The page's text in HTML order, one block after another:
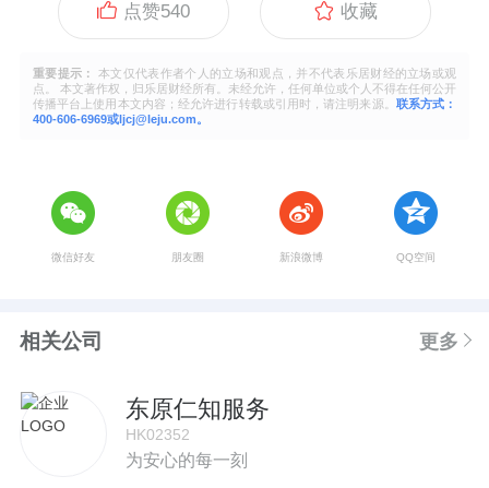
点赞540 收藏
重要提示：
本文仅代表作者个人的立场和观点，并不代表乐居财经的立场或观
点。 本文著作权，归乐居财经所有。未经允许，任何单位或个人不得在任何公开
传播平台上使用本文内容；经允许进行转载或引用时，请注明来源。 联系方式：
400-606-6969或ljcj@leju.com。
微信好友 朋友圈 新浪微博 QQ空间
相关公司 更多
东原仁知服务
HK02352
为安心的每一刻